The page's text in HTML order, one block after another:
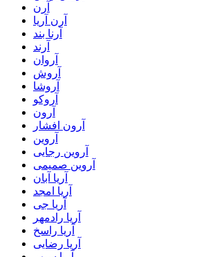
آرن
آرن آریا
آرنا بند
آرند
آروان
آروش
آروشا
آروکو
آرون
آرون افشار
آروین
آروین رجایی
آروین صمیمی
آریا آبان
آریا امجد
آریا جی
آریا رادمهر
آریا راسخ
آریا رضایی